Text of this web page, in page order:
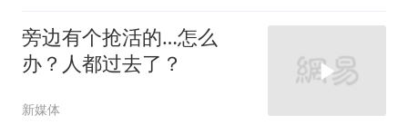
旁边有个抢活的…怎么
办？人都过去了？
新媒体